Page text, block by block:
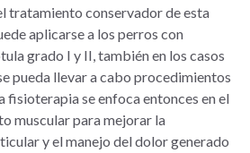
tratamiento conservador de esta
aplicarse a los perros con
grado I y II, también en los casos
pueda llevar a cabo procedimientos
fisioterapia se enfoca entonces en el
muscular para mejorar la
y el manejo del dolor generado